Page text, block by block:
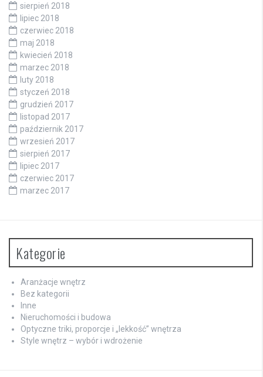
sierpień 2018
lipiec 2018
czerwiec 2018
maj 2018
kwiecień 2018
marzec 2018
luty 2018
styczeń 2018
grudzień 2017
listopad 2017
październik 2017
wrzesień 2017
sierpień 2017
lipiec 2017
czerwiec 2017
marzec 2017
Kategorie
Aranżacje wnętrz
Bez kategorii
Inne
Nieruchomości i budowa
Optyczne triki, proporcje i „lekkość” wnętrza
Style wnętrz – wybór i wdrożenie